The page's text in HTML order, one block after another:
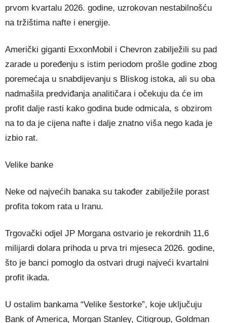
prvom kvartalu 2026. godine, uzrokovan nestabilnošću
na tržištima nafte i energije.
Američki giganti ExxonMobil i Chevron zabilježili su pad
zarade u poređenju s istim periodom prošle godine zbog
poremećaja u snabdijevanju s Bliskog istoka, ali su oba
nadmašila predviđanja analitičara i očekuju da će im
profit dalje rasti kako godina bude odmicala, s obzirom
na to da je cijena nafte i dalje znatno viša nego kada je
izbio rat.
Velike banke
Neke od najvećih banaka su također zabilježile porast
profita tokom rata u Iranu.
Trgovački odjel JP Morgana ostvario je rekordnih 11,6
milijardi dolara prihoda u prva tri mjeseca 2026. godine,
što je banci pomoglo da ostvari drugi najveći kvartalni
profit ikada.
U ostalim bankama “Velike šestorke”, koje uključuju
Bank of America, Morgan Stanley, Citigroup, Goldman